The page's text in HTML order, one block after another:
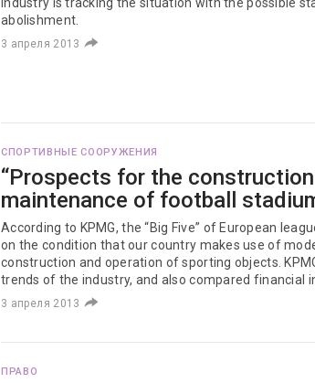
abolishment.
3 апреля 2013
СПОРТИВНЫЕ СООРУЖЕНИЯ
“Prospects for the construction
maintenance of football
According to KPMG, the “Big Five” of European
on the condition that our country makes use of
construction and operation of sporting objects.
trends of the industry, and also compared financial
3 апреля 2013
ПРАВО